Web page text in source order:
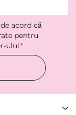
acord că
pentru
ului